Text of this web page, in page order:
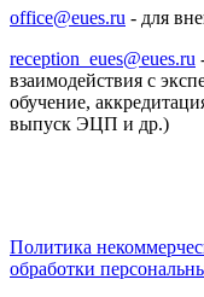
office@eues.ru - для
reception_eues@eues.ru
взаимодействия с
обучение,
выпуск ЭЦП и др.)
Политика
обработки